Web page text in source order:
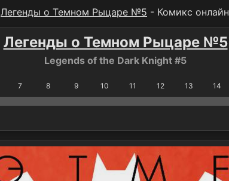
Легенды о Темном Рыцаре №5 - Комикс онлайн
Легенды о Темном Рыцаре №5
Legends of the Dark Knight #5
7 8 9 10 11 12 13 14